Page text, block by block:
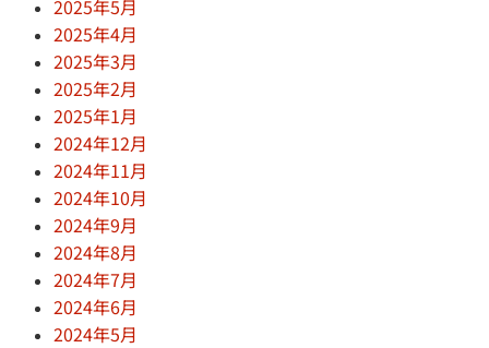
2025年5月
2025年4月
2025年3月
2025年2月
2025年1月
2024年12月
2024年11月
2024年10月
2024年9月
2024年8月
2024年7月
2024年6月
2024年5月